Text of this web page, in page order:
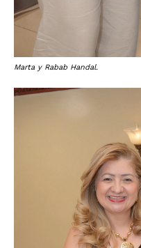
Marta y Rabab Handal.